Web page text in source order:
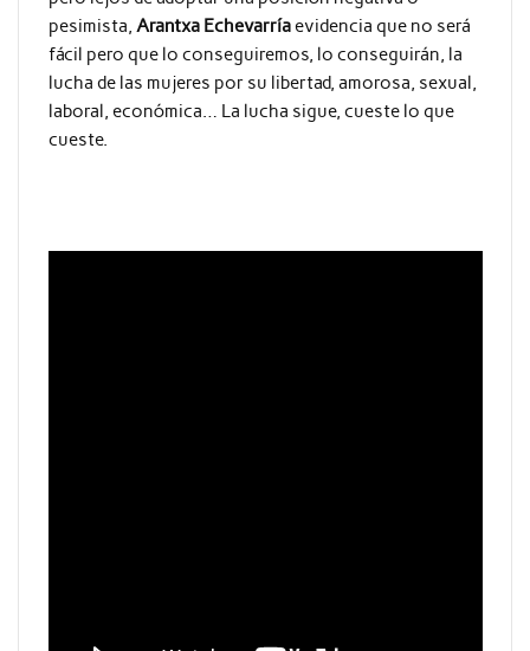
pesimista, Arantxa Echevarríaevidencia que no será
fácil pero que lo conseguiremos, lo conseguirán, la
lucha de las mujeres por su libertad, amorosa, sexual,
laboral, económica… La lucha sigue, cueste lo que
cueste.